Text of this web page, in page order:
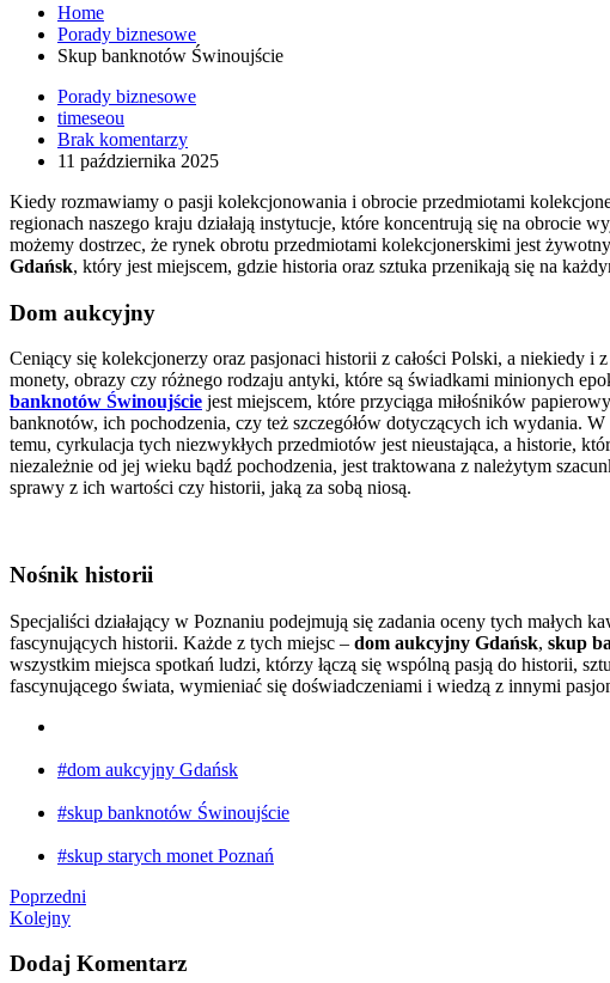
Home
Porady biznesowe
Skup banknotów Świnoujście
Porady biznesowe
timeseou
Brak komentarzy
11 października 2025
Kiedy rozmawiamy o pasji kolekcjonowania i obrocie przedmiotami
regionach naszego kraju działają instytucje, które koncentrują się na
możemy dostrzec, że rynek obrotu przedmiotami kolekcjonerskimi jest
Gdańsk, który jest miejscem, gdzie historia oraz sztuka przenikają się na
Dom aukcyjny
Ceniący się kolekcjonerzy oraz pasjonaci historii z całości Polski, a niekiedy
monety, obrazy czy różnego rodzaju antyki, które są świadkami minionych
banknotów Świnoujście jest miejscem, które przyciąga miłośników
banknotów, ich pochodzenia, czy też szczegółów dotyczących ich wydania.
temu, cyrkulacja tych niezwykłych przedmiotów jest nieustająca, a historie,
niezależnie od jej wieku bądź pochodzenia, jest traktowana z należytym
sprawy z ich wartości czy historii, jaką za sobą niosą.
Nośnik historii
Specjaliści działający w Poznaniu podejmują się zadania oceny tych małych
fascynujących historii. Każde z tych miejsc – dom aukcyjny Gdańsk, skup
wszystkim miejsca spotkań ludzi, którzy łączą się wspólną pasją do historii,
fascynującego świata, wymieniać się doświadczeniami i wiedzą z innymi
#dom aukcyjny Gdańsk
#skup banknotów Świnoujście
#skup starych monet Poznań
Poprzedni
Kolejny
Dodaj Komentarz